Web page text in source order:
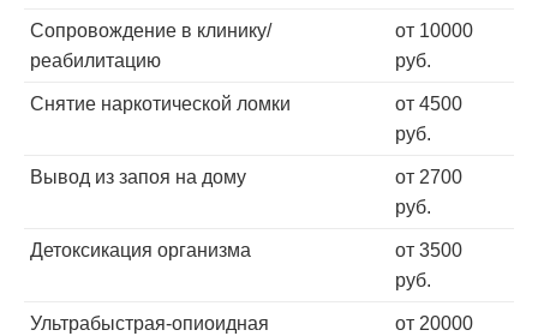
Сопровождение в клинику/
реабилитацию
от 10000
руб.
Снятие наркотической ломки
от 4500
руб.
Вывод из запоя на дому
от 2700
руб.
Детоксикация организма
от 3500
руб.
Ультрабыстрая-опиоидная
от 20000